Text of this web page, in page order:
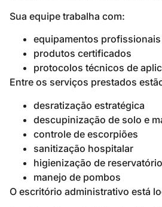
Sua equipe trabalha com:
equipamentos profissionais
produtos certificados
protocolos técnicos de
Entre os serviços prestados
desratização estratégica
descupinização de solo e
controle de escorpiões
sanitização hospitalar
higienização de
manejo de pombos
O escritório administrativo está